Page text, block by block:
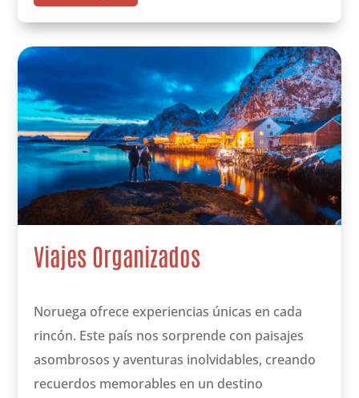
Viajes Organizados
Noruega ofrece experiencias únicas en cada
rincón. Este país nos sorprende con paisajes
asombrosos y aventuras inolvidables, creando
recuerdos memorables en un destino